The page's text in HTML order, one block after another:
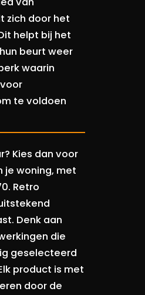
zich door het
helpt bij het
beurt weer
waarin
te voldoen
Kies dan voor
je woning, met
Retro
Denk aan
die
geselecteerd
product is met
door de